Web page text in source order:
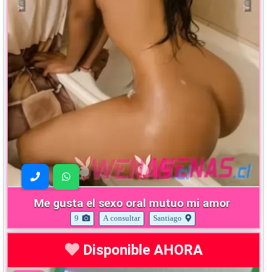
Me gusta el sexo oral mutuo mi amor
9 A consultar Santiago
Disponible AHORA